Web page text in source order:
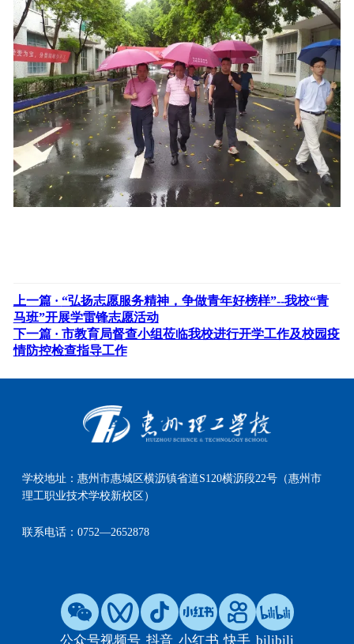
上一篇 · “弘扬志愿服务精神，争做青年好榜样”--我校“青
马班”开展学雷锋志愿活动
下一篇 · 市教育局督查小组莅临我校进行开学工作及校园疫
情防控检查指导工作
学校地址：惠州市惠城区横沥镇省道S120横沥段22号（惠州市
理工职业技术学校新校区）
联系电话：0752—2652878
公众号视频号 抖音 小红书 快手 bilibili